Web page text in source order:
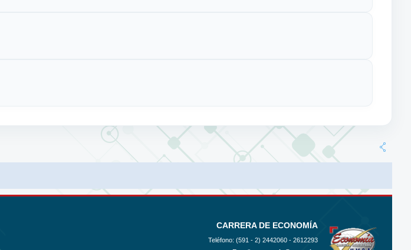
CARRERA DE ECONOMÍA
Teléfono: (591 - 2) 2442060 - 2612293